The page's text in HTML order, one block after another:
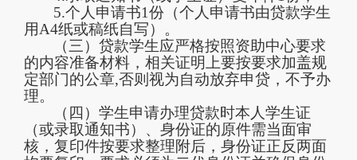
5.个人申请书1份（个人申请书由贷款学生
用A4纸或稿纸自写）。
（三）贷款学生应严格按照资助中心要求
的内容准备材料，相关证明上要按要求加盖规
定部门的公章,否则视为自动放弃申贷，不予办
理。
（四）学生申请办理贷款时本人学生证
（或录取通知书）、身份证的原件需当面审
核，复印件按要求整理附后，身份证正反两面